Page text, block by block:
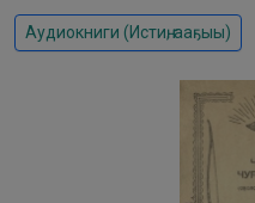
Аудиокниги (Истиҥ, ааҕыы)